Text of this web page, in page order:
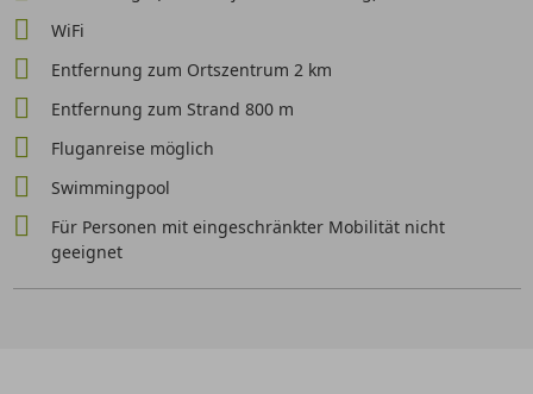
WiFi
Entfernung zum Ortszentrum 2 km
Entfernung zum Strand 800 m
Fluganreise möglich
Swimmingpool
Für Personen mit eingeschränkter Mobilität nicht
geeignet